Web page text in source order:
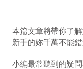
本篇文章將帶你了
新手的妳千萬不能錯
小編最常聽到的疑